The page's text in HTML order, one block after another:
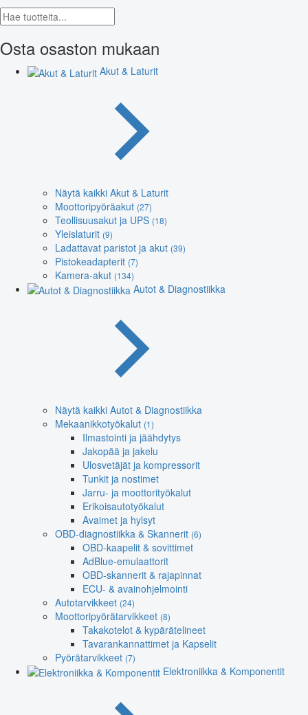
Osta osaston mukaan
Akut & Laturit
Näytä kaikki Akut & Laturit
Moottoripyöräakut (27)
Teollisuusakut ja UPS (18)
Yleislaturit (9)
Ladattavat paristot ja akut (39)
Pistokeadapterit (7)
Kamera-akut (134)
Autot & Diagnostiikka
Näytä kaikki Autot & Diagnostiikka
Mekaanikkotyökalut (1)
Ilmastointi ja jäähdytys
Jakopää ja jakelu
Ulosvetäjät ja kompressorit
Tunkit ja nostimet
Jarru- ja moottorityökalut
Erikoisautotyökalut
Avaimet ja hylsyt
OBD-diagnostiikka & Skannerit (6)
OBD-kaapelit & sovittimet
AdBlue-emulaattorit
OBD-skannerit & rajapinnat
ECU- & avainohjelmointi
Autotarvikkeet (24)
Moottoripyörätarvikkeet (8)
Takakotelot & kypärätelineet
Tavarankannattimet ja Kapselit
Pyörätarvikkeet (7)
Elektroniikka & Komponentit